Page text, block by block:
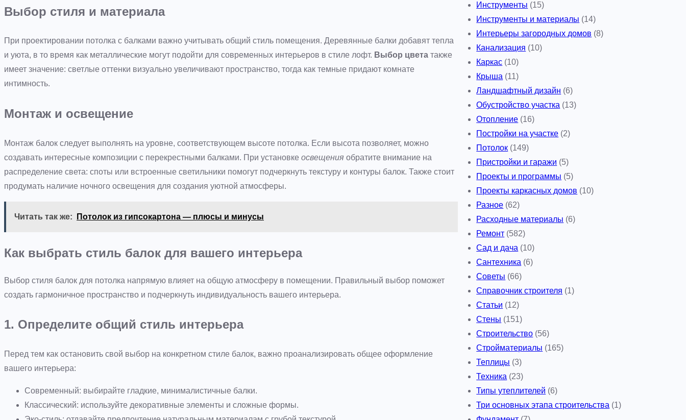
Выбор стиля и материала
При проектировании потолка с балками важно учитывать общий стиль помещения. Деревянные балки добавят тепла
и уюта, в то время как металлические могут подойти для современных интерьеров в стиле лофт. Выбор цвета также
имеет значение: светлые оттенки визуально увеличивают пространство, тогда как темные придают комнате
интимность.
Монтаж и освещение
Монтаж балок следует выполнять на уровне, соответствующем высоте потолка. Если высота позволяет, можно
создавать интересные композиции с перекрестными балками. При установке освещения обратите внимание на
распределение света: споты или встроенные светильники помогут подчеркнуть текстуру и контуры балок. Также стоит
продумать наличие ночного освещения для создания уютной атмосферы.
Читать так же: Потолок из гипсокартона — плюсы и минусы
Как выбрать стиль балок для вашего интерьера
Выбор стиля балок для потолка напрямую влияет на общую атмосферу в помещении. Правильный выбор поможет
создать гармоничное пространство и подчеркнуть индивидуальность вашего интерьера.
1. Определите общий стиль интерьера
Перед тем как остановить свой выбор на конкретном стиле балок, важно проанализировать общее оформление
вашего интерьера:
Современный: выбирайте гладкие, минималистичные балки.
Классический: используйте декоративные элементы и сложные формы.
Инструменты (15)
Инструменты и материалы (14)
Интерьеры загородных домов (8)
Канализация (10)
Каркас (10)
Крыша (11)
Ландшафтный дизайн (6)
Обустройство участка (13)
Отопление (16)
Постройки на участке (2)
Потолок (149)
Пристройки и гаражи (5)
Проекты и программы (5)
Проекты каркасных домов (10)
Разное (62)
Расходные материалы (6)
Ремонт (582)
Сад и дача (10)
Сантехника (6)
Советы (66)
Справочник строителя (1)
Статьи (12)
Стены (151)
Строительство (56)
Стройматериалы (165)
Теплицы (3)
Техника (23)
Типы утеплителей (6)
Три основных этапа строительства (1)